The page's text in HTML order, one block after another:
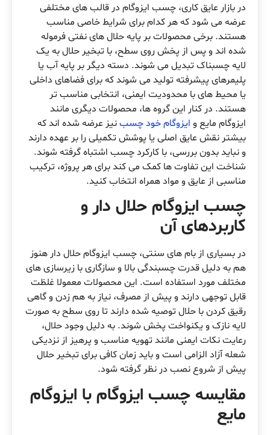
در بازار عایق کاری، چسب ایزوگام در قالب های مختلفی
عرضه می شود که هر کدام برای شرایط خاصی مناسب
هستند. برخی محصولات بر پایه حلال های نفتی فرموله
شده اند و پس از پخش روی سطح، با تبخیر حلال به یک
لایه چسبناک تبدیل می شوند. دسته دیگر بر پایه آب یا
پلیمرهای پیشرفته تولید می شوند که برای فضاهای داخلی
یا محیط های با محدودیت ایمنی، انتخابی مناسب تر
هستند. در کنار این گروه ها، محصولات دیگری مانند
ایزوگام مایع و ایزوگام خود چسبنیز عرضه شده اند که
بیشتر نقش عایق اصلی یا پوشش تکمیلی را بر عهده دارند
و نباید بدون بررسی، با کارکرد چسب اشتباه گرفته شوند.
شناخت این تفاوت ها کمک می کند برای هر پروژه، ترکیب
مناسبی از عایق و مواد همراه انتخاب کنید.
چسب ایزوگام حلال دار و
کاربردهای آن
در بسیاری از بام های سنتی، چسب ایزوگام حلال دار هنوز
هم به دلیل قدرت چسبندگی بالا و سازگاری با زیرسازی های
مختلف مورد استفاده است. این محصولات معمولا غلظت
قابل توجهی دارند و پیش از مصرف، نیاز به هم زدن و گاهی
رقیق کردن با حلال توصیه شده دارند تا روی سطح به صورت
لایه نازک و یکنواخت پخش شوند. به دلیل وجود حلال،
رعایت نکات ایمنی مانند تهویه مناسب و پرهیز از نزدیکی
شعله آزاد الزامی است و باید زمان کافی برای تبخیر حلال
پیش از شروع نصب در نظر گرفته شود.
مقایسه چسب ایزوگام با ایزوگام
مایع